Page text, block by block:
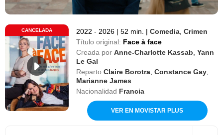
CANCELADA 2022 - 2026 | 52 min. | Comedia ,Crimen
Título original: Face à face
Creada por Anne-Charlotte Kassab ,Yann
Le Gal
Reparto Claire Borotra ,Constance Gay
Marianne James
Nacionalidad Francia
VER EN MOVISTAR PLUS